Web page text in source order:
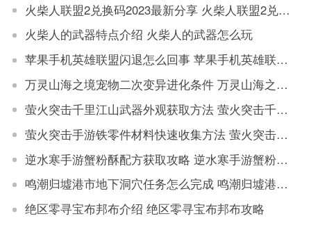
火柴人联盟2兑换码2023最新分享 火柴人联盟2兑换码2023是多少
火柴人的武器特点介绍 火柴人的武器怎么玩
苹果手机英雄联盟闪退怎么回事 苹果手机英雄联盟闪退原因
万灵山海之境宠物二次变异进化条件 万灵山海之境宠物二次变异属性对比
萤火突击千里江山武器外观获取方法 萤火突击千里江山如何获取武器外观
萤火突击手游铁零件材料快速收集方法 萤火突击手游铁零件材料获取地点大全
逆水寒手游蟹粉酥配方获取攻略 逆水寒手游蟹粉酥配方怎么获得
鸣潮归墟港市地下洞穴任务怎么完成 鸣潮归墟港市地下洞穴任务完成攻略
绝区零寻宝布邦布介绍 绝区零寻宝布邦布攻略